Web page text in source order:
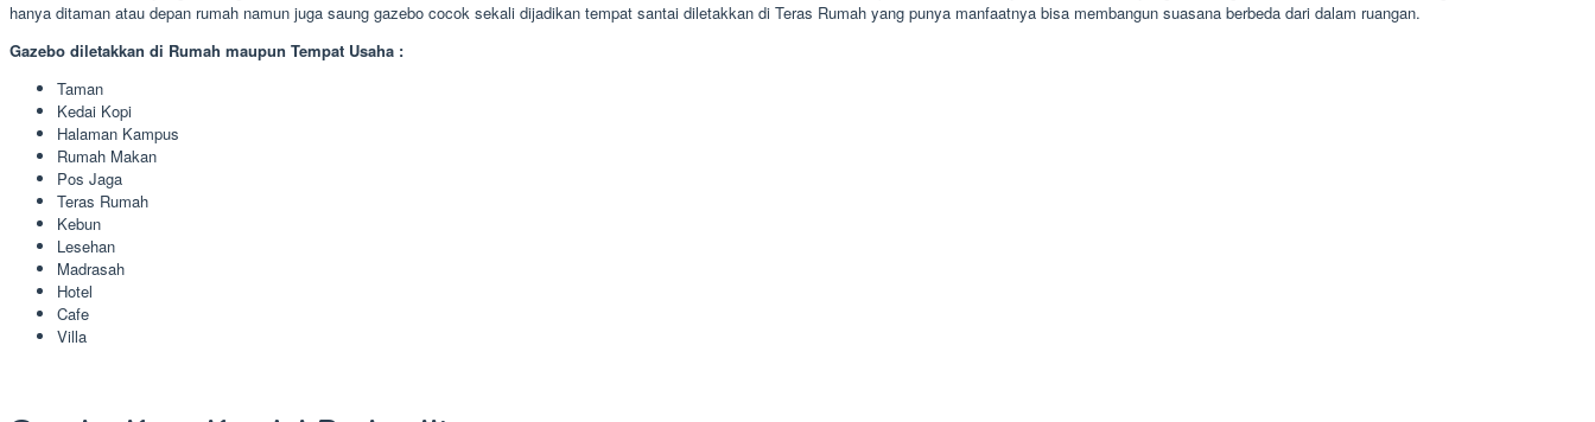
hanya ditaman atau depan rumah namun juga saung gazebo cocok sekali dijadikan tempat santai diletakkan di Teras Rumah yang punya manfaatnya bisa membangun suasana berbeda dari dalam ruangan.
Gazebo diletakkan di Rumah maupun Tempat Usaha :
Taman
Kedai Kopi
Halaman Kampus
Rumah Makan
Pos Jaga
Teras Rumah
Kebun
Lesehan
Madrasah
Hotel
Cafe
Villa